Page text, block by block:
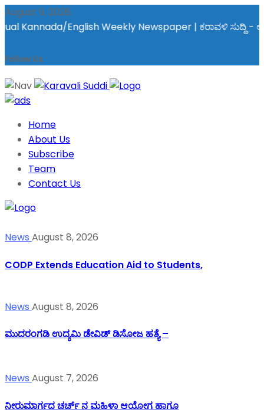
August 9, 2026
English Weekly Newspaper | ಕರಾವಳಿ ಸುದ್ದಿ -
Follow Us
Home
About Us
Subscribe
Team
Contact Us
News August 8, 2026
CODP Extends Education Aid to Students,
News August 8, 2026
ಮುದರಂಗಡಿ ಉದ್ಯಮಿ ಡೇವಿಡ್ ಡಿಸೋಜ ಹತ್ಯೆ –
News August 7, 2026
ನೀರುಮಾರ್ಗದ ಚರ್ಚ್ ನ ಮಹಿಳಾ ಆಯೋಗ ಹಾಗೂ